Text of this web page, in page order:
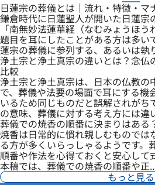
日蓮宗の葬儀とは｜流れ・特徴・マ
鎌倉時代に日蓮聖人が開いた日蓮宗
「南無妙法蓮華経（なむみょうほ
題目を耳にしたことがある方は多い
蓮宗の葬儀に参列する、あるいは執
浄土宗と浄土真宗の違いとは？念仏
比較
浄土宗と浄土真宗は、日本の仏教の
で、葬儀や法要の場面で耳にする機
いるため同じものだと誤解されが
の意味、葬儀に対する考え方には違
葬儀での焼香の順番に決まりはある
焼香は日常的に慣れ親しむものでは
る方が多くいらっしゃるようです。
順番や作法を心得ておくと安心して
本稿では、葬儀での焼香の順番や正
もっと見る